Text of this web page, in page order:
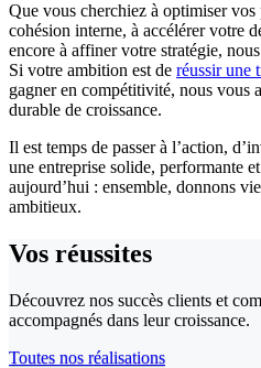
Que vous cherchiez à optimiser vos
cohésion interne, à accélérer votre
encore à affiner votre stratégie,
Si votre ambition est de réussir une
gagner en compétitivité, nous vous
durable de croissance.
Il est temps de passer à l’action,
une entreprise solide, performante
aujourd’hui : ensemble, donnons
ambitieux.
Vos réussites
Découvrez nos succès clients et
accompagnés dans leur croissance.
Toutes nos réalisations